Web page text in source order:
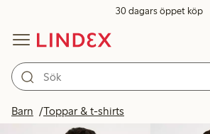
30 dagars öppet köp
Barn Toppar & t-shirts